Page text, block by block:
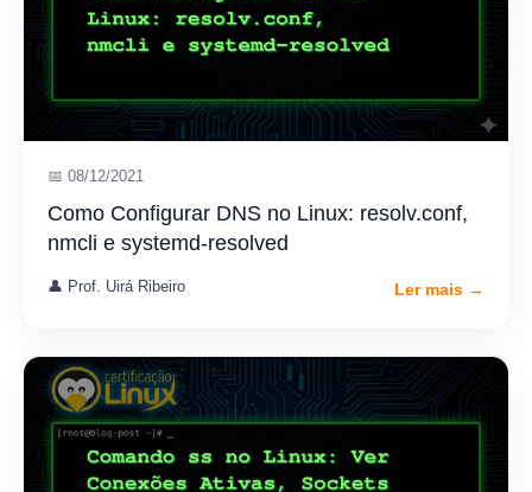
📅 08/12/2021
Como Configurar DNS no Linux: resolv.conf,
nmcli e systemd-resolved
👤 Prof. Uirá Ribeiro Ler mais →